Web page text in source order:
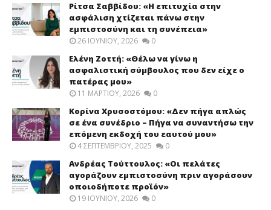
Ρίτσα Σαββίδου: «Η επιτυχία στην
ασφάλιση χτίζεται πάνω στην
εμπιστοσύνη και τη συνέπεια»
26 ΙΟΥΝΊΟΥ, 2026 0
Ελένη Ζοττή: «Θέλω να γίνω η
ασφαλιστική σύμβουλος που δεν είχε ο
πατέρας μου»
11 ΜΑΡΤΊΟΥ, 2026 0
Κορίνα Χρυσοστόμου: «Δεν πήγα απλώς
σε ένα συνέδριο – Πήγα να συναντήσω την
επόμενη εκδοχή του εαυτού μου»
4 ΣΕΠΤΕΜΒΡΊΟΥ, 2025 0
Ανδρέας Τούττουλος: «Οι πελάτες
αγοράζουν εμπιστοσύνη πριν αγοράσουν
οποιοδήποτε προϊόν»
19 ΙΟΥΝΊΟΥ, 2026 0